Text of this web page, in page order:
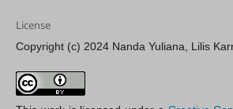
License
Copyright (c) 2024 Nanda Yuliana, Lilis